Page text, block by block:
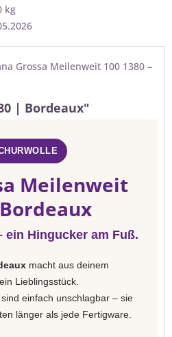
kg
Grossa Meilenweit 100 1380 –
| Bordeaux"
Meilenweit
ein Hingucker am Fuß.
macht aus deinem
Lieblingsstück.
einfach unschlagbar – sie
länger als jede Fertigware.